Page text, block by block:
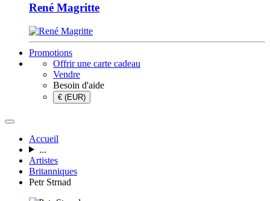
René Magritte
Promotions
Offrir une carte cadeau
Vendre
Besoin d'aide
€ (EUR)
Accueil
...
Artistes
Britanniques
Petr Strnad